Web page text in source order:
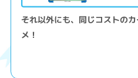
それ以外にも、同じコストの
メ！